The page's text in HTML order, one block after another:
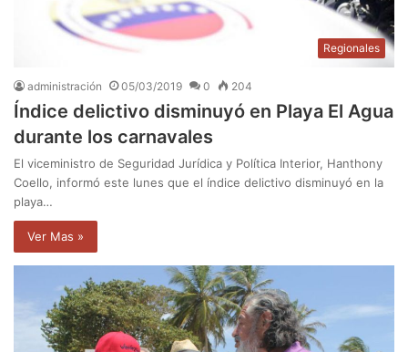
Regionales
administración 05/03/2019 0 204
Índice delictivo disminuyó en Playa El Agua
durante los carnavales
El viceministro de Seguridad Jurídica y Política Interior, Hanthony
Coello, informó este lunes que el índice delictivo disminuyó en la
playa…
Ver Mas »